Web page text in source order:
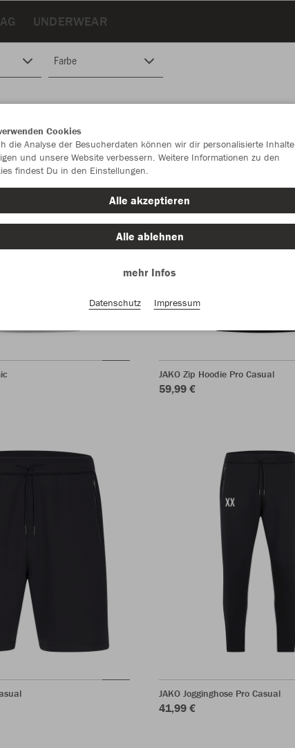
UNDERWEAR
Farbe
JAKO Zip Hoodie Pro Casual
59,99 €
JAKO Jogginghose Pro Casual
41,99 €
Cookies
die Analyse der Besucherdaten können wir dir personalisierte Inhalte
und unsere Website verbessern. Weitere Informationen zu den
findest Du in den Einstellungen.
Alle akzeptieren
Alle ablehnen
mehr Infos
Datenschutz Impressum